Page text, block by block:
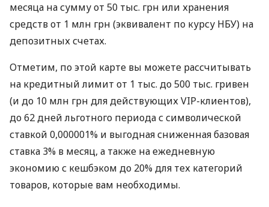
месяца на сумму от 50 тыс. грн или хранения
средств от 1 млн грн (эквивалент по курсу НБУ) на
депозитных счетах.
Отметим, по этой карте вы можете рассчитывать
на кредитный лимит от 1 тыс. до 500 тыс. гривен
(и до 10 млн грн для действующих VIP-клиентов),
до 62 дней льготного периода с символической
ставкой 0,000001% и выгодная сниженная базовая
ставка 3% в месяц, а также на ежедневную
экономию с кешбэком до 20% для тех категорий
товаров, которые вам необходимы.